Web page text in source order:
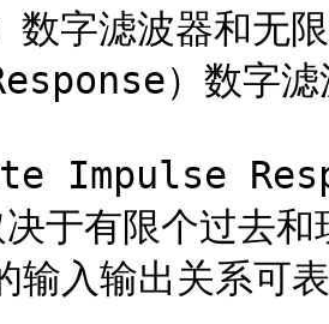
数字滤波器和
）数字滤
Impulse
于有限个过
输入输出关系可